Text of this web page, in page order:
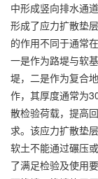
中形成竖向排水通
形成了应力扩散垫
的作用不同于通常
一是作为路堤与软
堤，二是作为复合
作，其厚度通常为
散检验荷载，提高
求。该应力扩散垫
软土不能通过碾压
了满足检验及使用